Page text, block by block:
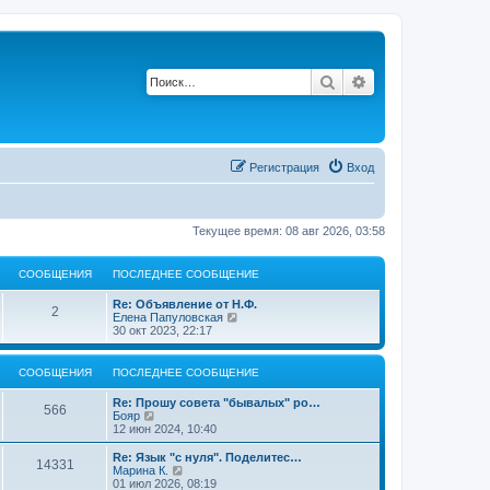
Поиск
Вход
Регистрация
Текущее время: 08 авг 2026, 03:58
СООБЩЕНИЯ ПОСЛЕДНЕЕ СООБЩЕНИЕ
2С
о
П
о
с
л
е
д
е
с
о
о
б
щ
е
Re: Объявление от Н.Ф.
Елена Папуловская
р
е
й
к
с
л
30 окт 2023, 22:17
СООБЩЕНИЯ ПОСЛЕДНЕЕ СООБЩЕНИЕ
566С
о
П
о
с
л
е
д
н
Re: Прошу совета "бывалых" ро…
Бояр
е
р
е
й
т
12 июн 2024, 10:40
14331
П
о
с
Re: Язык "с нуля". Поделитес…
Марина К.
е
01 июл 2026, 08:19